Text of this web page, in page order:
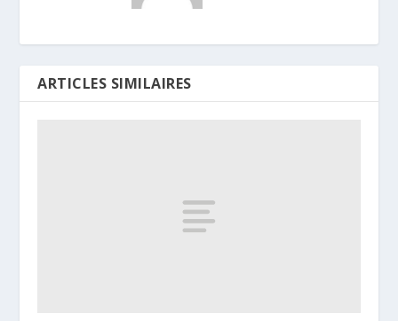
ARTICLES SIMILAIRES